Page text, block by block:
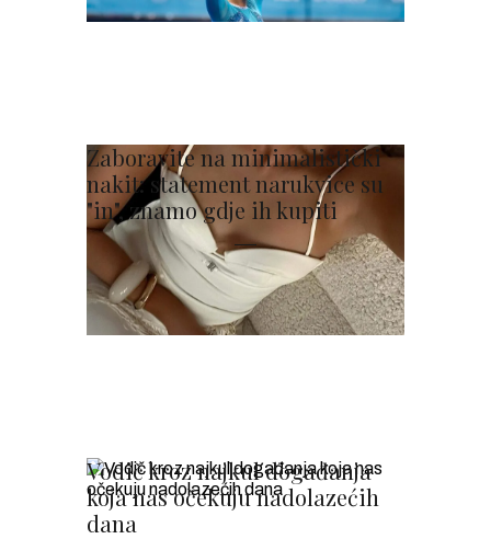
Zaboravite na minimalistički
nakit: statement narukvice su
"in", znamo gdje ih kupiti
Vodič kroz najkul događanja
koja nas očekuju nadolazećih
dana